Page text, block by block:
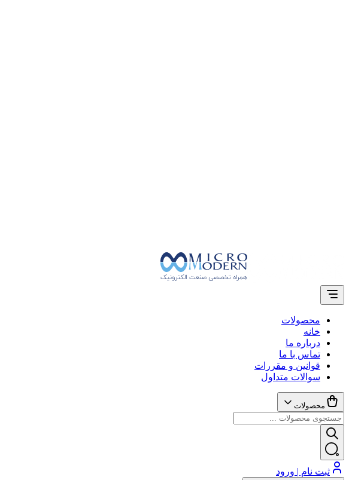
محصولات
خانه
درباره ما
تماس با ما
قوانین و مقررات
سوالات متداول
محصولات
ثبت نام | ورود